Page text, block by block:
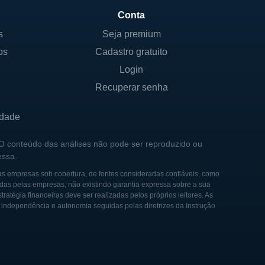
States Enrichment
Unidos. A USEC foi
de enriquecimento
Energy Corp., refletindo
oportunidades no setor
outras organizações e
do enriquecimento
Conta
Seja premium
Cadastro gratuito
Login
Recuperar senha
conteúdo das análises não pode ser reproduzido ou
sob cobertura, de fontes consideradas confiáveis, como
pelas empresas, não existindo garantia expressa sobre a sua
financeiras deve ser realizadas pelos próprios leitores. As
e autonomia seguidas pelas diretrizes da Instrução